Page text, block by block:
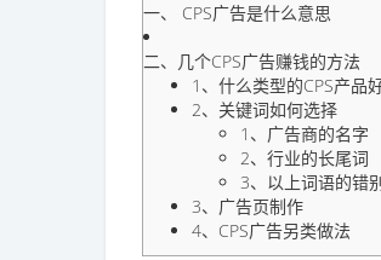
一、 CPS广告是什么意思
二、几个CPS广告赚钱的方法
1、什么类型的CPS产品
2、关键词如何选择
1、广告商的名字
2、行业的长尾词
3、以上词语的错
3、广告页制作
4、CPS广告另类做法